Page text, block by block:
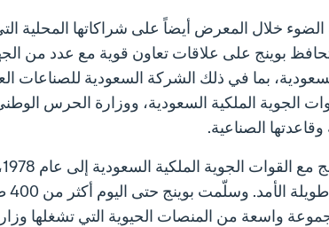
خلال المعرض أيضاً على شراكاتها المحلية
بوينج على علاقات تعاون قوية مع عدد من
بما في ذلك الشركة السعودية للصناعات
الجوية الملكية السعودية، ووزارة الحرس
وقاعدتها الصناعية.
واسعة من المنصات الحيوية التي تشغلها